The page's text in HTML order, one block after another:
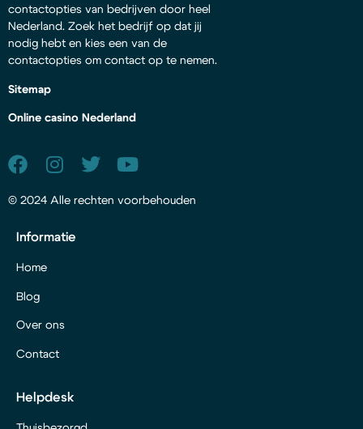
contactopties van bedrijven door heel
Nederland. Zoek het bedrijf op dat jij
nodig hebt en kies een van de
contactopties om contact op te nemen.
Sitemap
Online casino Nederland
© 2024 Alle rechten voorbehouden
Informatie
Home
Blog
Over ons
Contact
Helpdesk